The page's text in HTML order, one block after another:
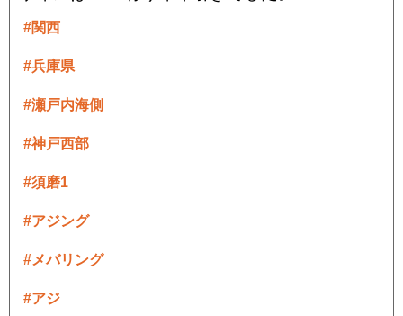
#関西
#兵庫県
#瀬戸内海側
#神戸西部
#須磨1
#アジング
#メバリング
#アジ